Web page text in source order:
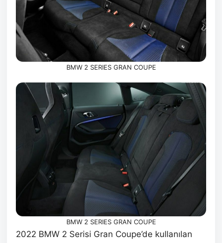
BMW 2 SERIES GRAN COUPE
BMW 2 SERIES GRAN COUPE
2022 BMW 2 Serisi Gran Coupe’de kullanılan